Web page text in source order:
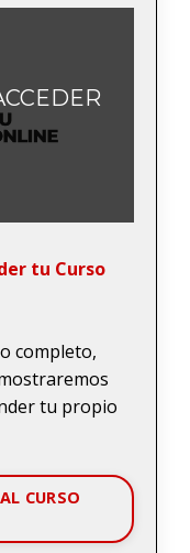
tu Curso
completo,
tu propio
CURSO